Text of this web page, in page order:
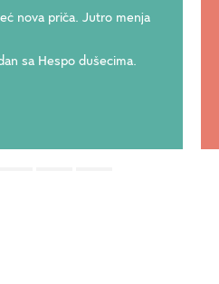
nova priča. Jutro menja
sa Hespo dušecima.